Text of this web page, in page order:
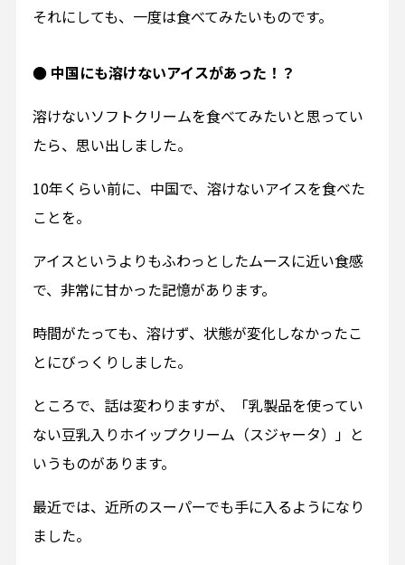
それにしても、一度は食べてみたいものです。
● 中国にも溶けないアイスがあった！？
溶けないソフトクリームを食べてみたいと思ってい
たら、思い出しました。
10年くらい前に、中国で、溶けないアイスを食べた
ことを。
アイスというよりもふわっとしたムースに近い食感
で、非常に甘かった記憶があります。
時間がたっても、溶けず、状態が変化しなかったこ
とにびっくりしました。
ところで、話は変わりますが、「乳製品を使ってい
ない豆乳入りホイップクリーム（スジャータ）」と
いうものがあります。
最近では、近所のスーパーでも手に入るようになり
ました。